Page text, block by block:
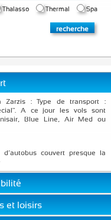
Thalasso Thermal Spa
Zarzis : Type de transport :
A ce jour les vols sont
Blue Line, Air Med ou
couvert presque la
et loisirs